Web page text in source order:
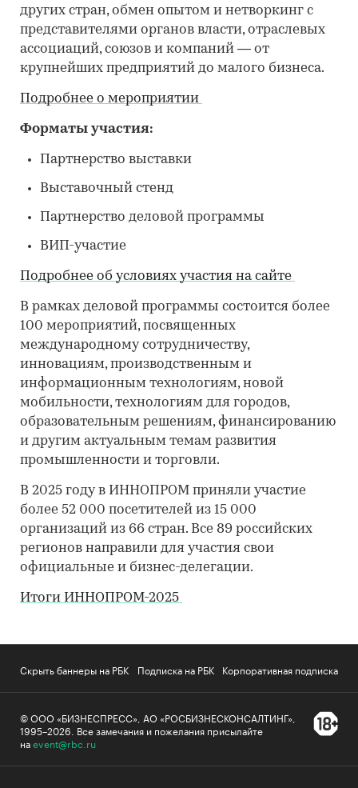
других стран, обмен опытом и нетворкинг с
представителями органов власти, отраслевых
ассоциаций, союзов и компаний — от
крупнейших предприятий до малого бизнеса.
Подробнее о мероприятии
Форматы участия:
Партнерство выставки
Выставочный стенд
Партнерство деловой программы
ВИП-участие
Подробнее об условиях участия на сайте
В рамках деловой программы состоится более
100 мероприятий, посвященных
международному сотрудничеству,
инновациям, производственным и
информационным технологиям, новой
мобильности, технологиям для городов,
образовательным решениям, финансированию
и другим актуальным темам развития
промышленности и торговли.
В 2025 году в ИННОПРОМ приняли участие
более 52 000 посетителей из 15 000
организаций из 66 стран. Все 89 российских
регионов направили для участия свои
официальные и бизнес-делегации.
Итоги ИННОПРОМ-2025
Скрыть баннеры на РБК Подписка на РБК Корпоративная подписка
© ООО «БИЗНЕСПРЕСС», АО «РОСБИЗНЕСКОНСАЛТИНГ»,
1995–2026 Все замечания и пожелания присылайте
наevent@rbc.ru